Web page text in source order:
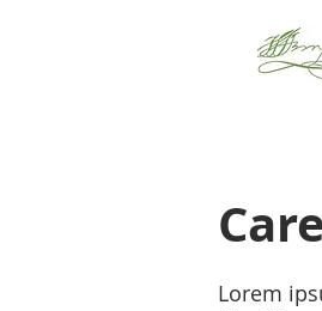
Lorem